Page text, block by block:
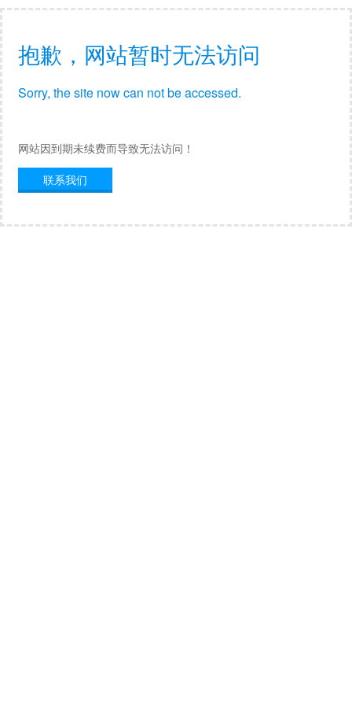
抱歉，网站暂时无法访问
Sorry, the site now can not be accessed.
网站因到期未续费而导致无法访问！
联系我们